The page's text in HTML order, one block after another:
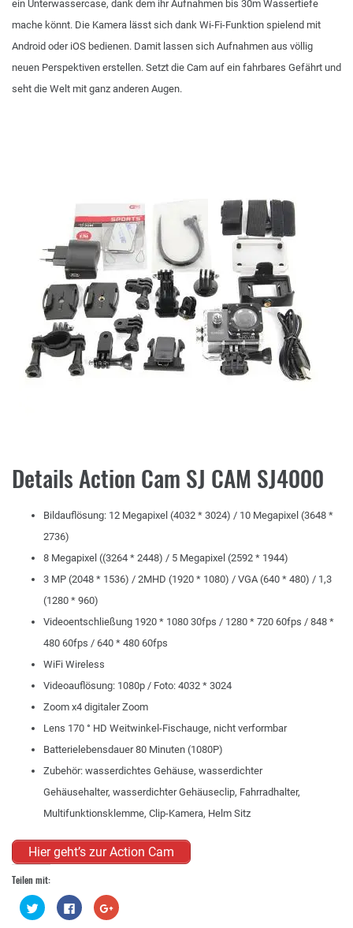
ein Unterwassercase, dank dem ihr Aufnahmen bis 30m Wassertiefe
mache könnt. Die Kamera lässt sich dank Wi-Fi-Funktion spielend mit
Android oder iOS bedienen. Damit lassen sich Aufnahmen aus völlig
neuen Perspektiven erstellen. Setzt die Cam auf ein fahrbares Gefährt und
seht die Welt mit ganz anderen Augen.
Details Action Cam SJ CAM SJ4000
Bildauflösung: 12 Megapixel (4032 * 3024) / 10 Megapixel (3648 *
2736)
8 Megapixel ((3264 * 2448) / 5 Megapixel (2592 * 1944)
3 MP (2048 * 1536) / 2MHD (1920 * 1080) / VGA (640 * 480) / 1,3
(1280 * 960)
Videoentschließung 1920 * 1080 30fps / 1280 * 720 60fps / 848 *
480 60fps / 640 * 480 60fps
WiFi Wireless
Videoauflösung: 1080p / Foto: 4032 * 3024
Zoom x4 digitaler Zoom
Lens 170 ° HD Weitwinkel-Fischauge, nicht verformbar
Batterielebensdauer 80 Minuten (1080P)
Zubehör: wasserdichtes Gehäuse, wasserdichter
Gehäusehalter, wasserdichter Gehäuseclip, Fahrradhalter,
Multifunktionsklemme, Clip-Kamera, Helm Sitz
Hier geht’s zur Action Cam
Teilen mit:
Klick,
um
Klick,
um
Zum
Teilen